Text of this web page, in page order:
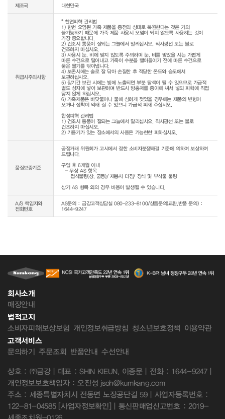
제조국 대한민국
취급시주의사항
* 천연피혁 관리법
1) 한번 오염된 가죽 제품을 종전의 상태로 복원한다는 것은 거의
불가능하기 때문에 가죽 제품 사용시 오염이 되지 않도록 사용하는 것이
가장 중요합니다.
2) 건조시 통풍이 잘되는 그늘에서 말리십시오. 직사광선 또는 불로
건조하지 마십시오.
3) 사용시 눈, 비에 맞지 않도록 주의하며 눈, 비를 맞았을 시는 가볍게
마른 수건으로 털어내고 가죽이 수분을 빨아들이기 전에 마른 수건으로
묻은 물기를 닦아냅니다.
4) 보존시에는 솔로 잘 닦아 손질한 후 적당한 온도와 습도에서
보관하십시오.
5) 장기간 보관 시에는 빛에 노출되면 부분 탈색이 될 수 있으므로 가급적
별도 상자에 넣어 보관하며 반드시 방충제를 종이에 싸서 넣되 피혁에 직접
닿지 않게 하십시오.
6) 가죽제품은 바닷물이나 물에 심하게 젖었을 경우에는 제품의 변형이
오거나 접착이 약해 질 수 있으니 가급적 피해 주십시오.
합성피혁 관리법
1) 건조시 통풍이 잘되는 그늘에서 말리십시오. 직사광선 또는 불로
건조하지 마십시오.
2) 기름기가 있는 장소에서의 사용은 가능한한 피하십시오.
품질보증기준
공정거래 위원회가 고시에서 정한 소비자분쟁해결 기준에 의하여 보상하여
드립니다.
구입 후 6개월 이내
  - 무상 AS 항목
상기 AS 항목 외의 경우 비용이 발생될 수 있습니다.
A/S 책임자와
전화번호
AS문의 : 금강고객상담실 080-233-8100/상품문의(교환,반품 문의) :
1644-9247
회사소개
매장안내
법적고지
소비자피해보상보험 개인정보취급방침 청소년보호정책 이용약관
고객서비스
문의하기 주문조회 반품안내 수선안내
상호 : ㈜금강 | 대표 : SHIN KIEUN, 이종문 | 전화 : 1644-9247 |
개인정보보호책임자 : 오진성 jsoh@kumkang.com
주소 : 세종특별자치시 전동면 노장공단길 59 | 사업자등록번호 :
122-81-04585 [사업자정보확인] | 통신판매업신고번호 : 2019-